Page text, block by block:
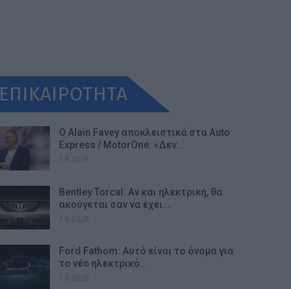
ΕΠΙΚΑΙΡΟΤΗΤΑ
Ο Alain Favey αποκλειστικά στα Auto
Express / MotorOne: «Δεν…
Bentley Torcal: Αν και ηλεκτρική, θα
ακούγεται σαν να έχει…
Ford Fathom: Αυτό είναι το όνομα για
το νέο ηλεκτρικό…